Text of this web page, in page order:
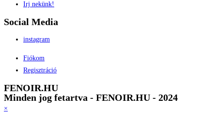
Irj nekünk!
Social Media
instagram
Fiókom
Regisztráció
FENOIR.HU
Minden jog fetartva - FENOIR.HU - 2024
×